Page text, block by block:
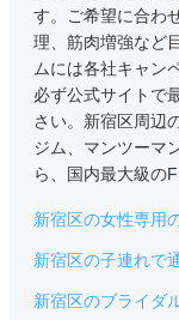
す。ご希望に合わ
理、筋肉増強など
ムには各社キャン
必ず公式サイトで
さい。新宿区周辺
ジム、マンツーマ
ら、国内最大級の
新宿区の女性専用
新宿区の子連れで
新宿区のブライダ